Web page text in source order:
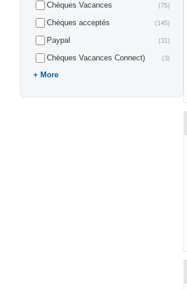
Chèques Vacances (75)
Chèques acceptés (145)
Paypal (31)
Chèques Vacances Connect) (3)
More